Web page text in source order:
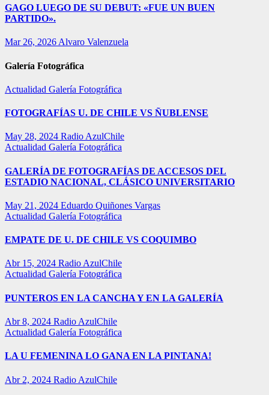
GAGO LUEGO DE SU DEBUT: «FUE UN BUEN
PARTIDO».
Mar 26, 2026 Alvaro Valenzuela
Galería Fotográfica
Actualidad Galería Fotográfica
FOTOGRAFÍAS U. DE CHILE VS ÑUBLENSE
May 28, 2024 Radio AzulChile
Actualidad Galería Fotográfica
GALERÍA DE FOTOGRAFÍAS DE ACCESOS DEL
ESTADIO NACIONAL, CLÁSICO UNIVERSITARIO
May 21, 2024 Eduardo Quiñones Vargas
Actualidad Galería Fotográfica
EMPATE DE U. DE CHILE VS COQUIMBO
Abr 15, 2024 Radio AzulChile
Actualidad Galería Fotográfica
PUNTEROS EN LA CANCHA Y EN LA GALERÍA
Abr 8, 2024 Radio AzulChile
Actualidad Galería Fotográfica
LA U FEMENINA LO GANA EN LA PINTANA!
Abr 2, 2024 Radio AzulChile